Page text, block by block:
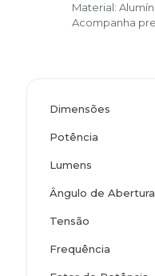
Material:
Acompanha
Dimensões
Potência
Lumens
Ângulo de Abertura
Tensão
Frequência